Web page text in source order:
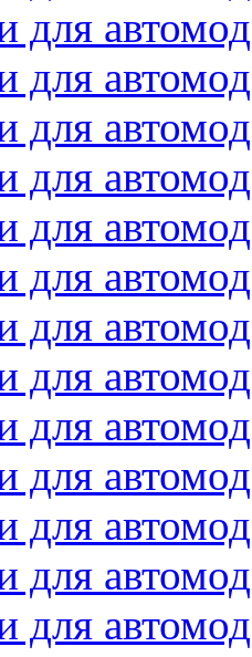
для
для
для
для
для
для
для
для
для
для
для
для
для